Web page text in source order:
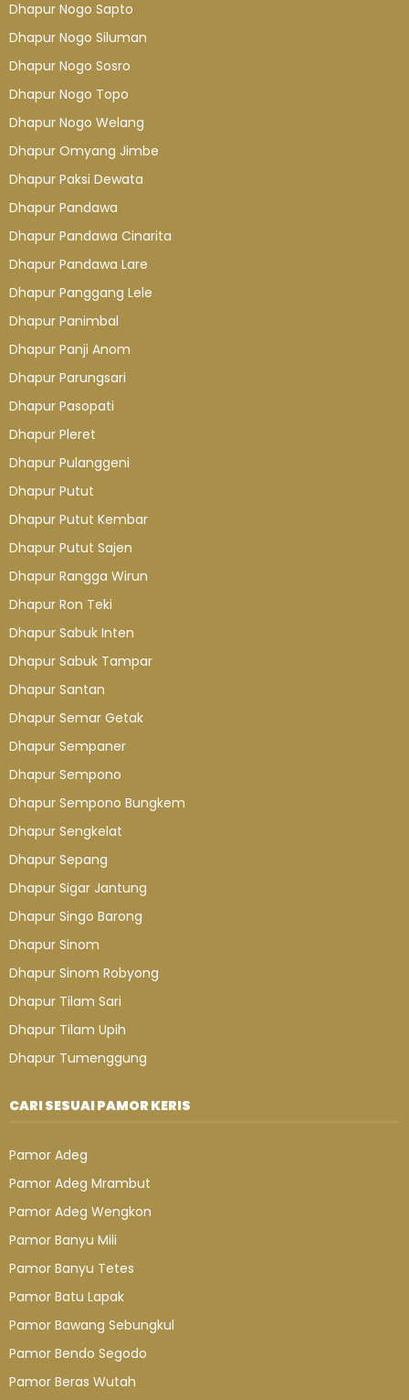
Dhapur Nogo Sapto
Dhapur Nogo Siluman
Dhapur Nogo Sosro
Dhapur Nogo Topo
Dhapur Nogo Welang
Dhapur Omyang Jimbe
Dhapur Paksi Dewata
Dhapur Pandawa
Dhapur Pandawa Cinarita
Dhapur Pandawa Lare
Dhapur Panggang Lele
Dhapur Panimbal
Dhapur Panji Anom
Dhapur Parungsari
Dhapur Pasopati
Dhapur Pleret
Dhapur Pulanggeni
Dhapur Putut
Dhapur Putut Kembar
Dhapur Putut Sajen
Dhapur Rangga Wirun
Dhapur Ron Teki
Dhapur Sabuk Inten
Dhapur Sabuk Tampar
Dhapur Santan
Dhapur Semar Getak
Dhapur Sempaner
Dhapur Sempono
Dhapur Sempono Bungkem
Dhapur Sengkelat
Dhapur Sepang
Dhapur Sigar Jantung
Dhapur Singo Barong
Dhapur Sinom
Dhapur Sinom Robyong
Dhapur Tilam Sari
Dhapur Tilam Upih
Dhapur Tumenggung
CARI SESUAI PAMOR KERIS
Pamor Adeg
Pamor Adeg Mrambut
Pamor Adeg Wengkon
Pamor Banyu Mili
Pamor Banyu Tetes
Pamor Batu Lapak
Pamor Bawang Sebungkul
Pamor Bendo Segodo
Pamor Beras Wutah